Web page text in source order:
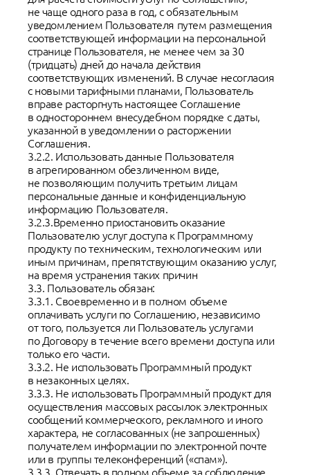
не чаще одного раза в год, с обязательным
уведомлением Пользователя путем размещения
соответствующей информации на персональной
странице Пользователя, не менее чем за 30
(тридцать) дней до начала действия
соответствующих изменений. В случае несогласия
с новыми тарифными планами, Пользователь
вправе расторгнуть настоящее Соглашение
в одностороннем внесудебном порядке с даты,
указанной в уведомлении о расторжении
Соглашения.
3.2.2. Использовать данные Пользователя
в агрегированном обезличенном виде,
не позволяющим получить третьим лицам
персональные данные и конфиденциальную
информацию Пользователя.
3.2.3.Временно приостановить оказание
Пользователю услуг доступа к Программному
продукту по техническим, технологическим или
иным причинам, препятствующим оказанию услуг,
на время устранения таких причин
3.3. Пользователь обязан:
3.3.1. Своевременно и в полном объеме
оплачивать услуги по Соглашению, независимо
от того, пользуется ли Пользователь услугами
по Договору в течение всего времени доступа или
только его части.
3.3.2. Не использовать Программный продукт
в незаконных целях.
3.3.3. Не использовать Программный продукт для
осуществления массовых рассылок электронных
сообщений коммерческого, рекламного и иного
характера, не согласованных (не запрошенных)
получателем информации по электронной почте
или в группы телеконференций («спам»).
3.3.3. Отвечать в полном объеме за соблюдение